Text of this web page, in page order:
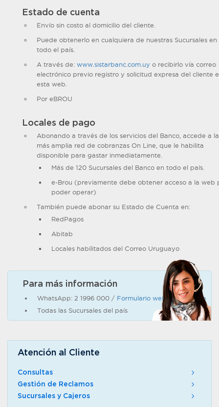
Estado de cuenta
Envío sin costo al domicilio del cliente.
Puede obtenerlo en cualquiera de nuestras Sucursales en
todo el país.
A través de: www.sistarbanc.com.uy o recibirlo vía correo
electrónico previo registro y solicitud expresa del cliente
esta web.
Por eBROU
Locales de pago
Abonando a través de los servicios del Banco, accede a la
más amplia red de cobranzas On Line, que le habilita
disponible para gastar inmediatamente.
Más de 120 Sucursales del Banco en todo el país.
e-Brou (previamente debe obtener acceso a la web
poder operar)
También puede abonar su Estado de Cuenta en:
RedPagos
Abitab
Locales habilitados del Correo Uruguayo
Para más información
WhatsApp: 2 1996 000 / Formulario web de contacto
Todas las Sucursales del país
Atención al Cliente
Consultas
Gestión de Reclamos
Sucursales y Cajeros